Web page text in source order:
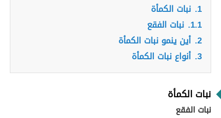
1. نبات الكمأة
1.1. نبات الفقع
2. أين ينمو نبات الكمأة
3. أنواع نبات الكمأة
نبات الكمأة
نبات الفقع